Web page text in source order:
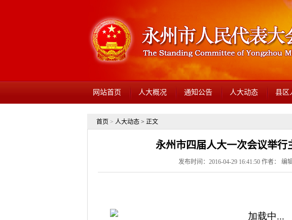
网站首页 人大概况 通知公告 人大动态 县区
首页 > 人大动态 > 正文
永州市四届人大一次会议举行
发布时间：2016-04-29 16:41:50 作者： 编